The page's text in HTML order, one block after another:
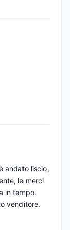
andato liscio,
le merci
in tempo.
venditore.